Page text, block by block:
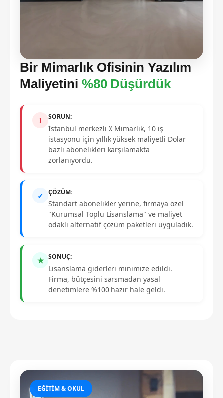
Bir Mimarlık Ofisinin Yazılım
Maliyetini %80 Düşürdük
! SORUN:
İstanbul merkezli X Mimarlık, 10 iş
istasyonu için yıllık yüksek maliyetli Dolar
bazlı abonelikleri karşılamakta
zorlanıyordu.
✓ ÇÖZÜM:
Standart abonelikler yerine, firmaya özel
"Kurumsal Toplu Lisanslama" ve maliyet
odaklı alternatif çözüm paketleri uyguladık.
★ SONUÇ:
Lisanslama giderleri minimize edildi.
Firma, bütçesini sarsmadan yasal
denetimlere %100 hazır hale geldi.
EĞITIM & OKUL